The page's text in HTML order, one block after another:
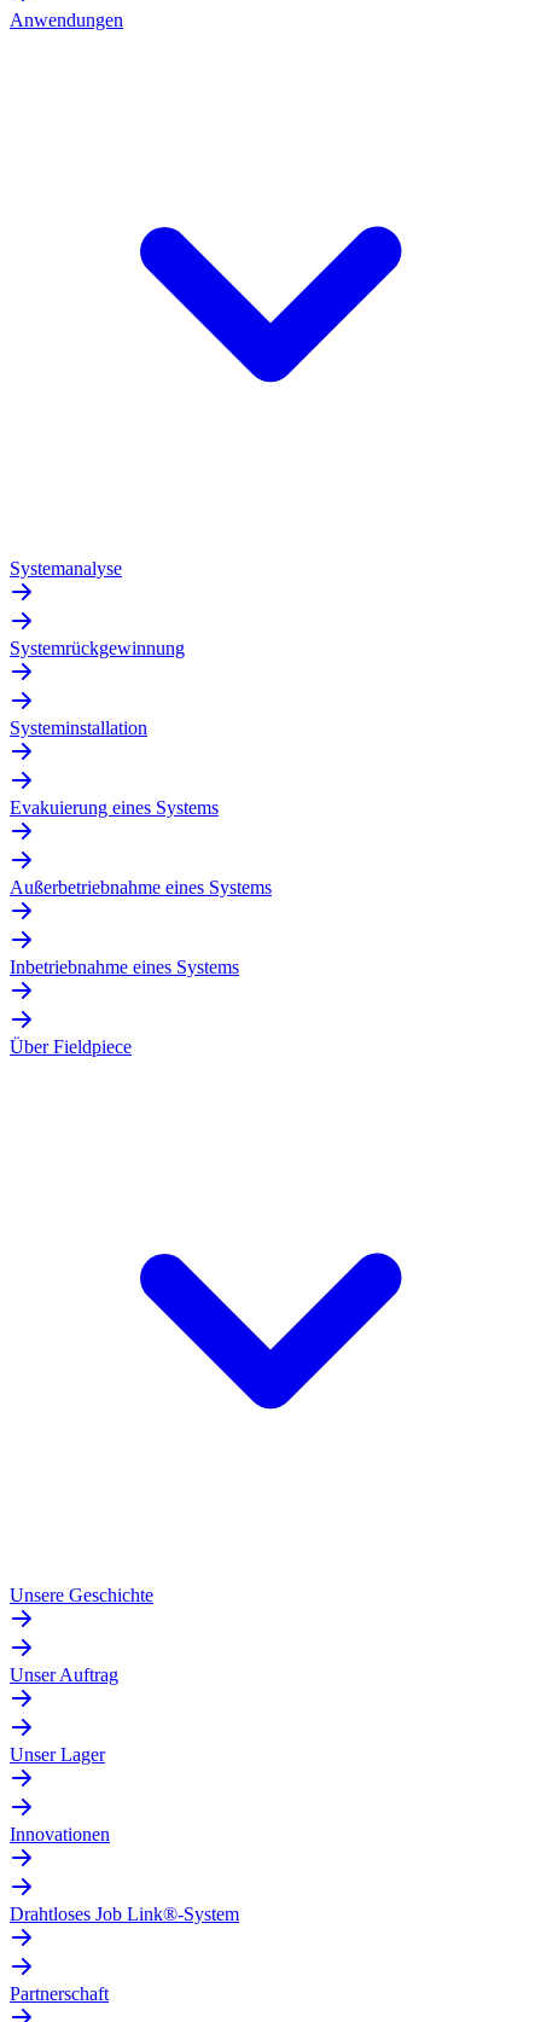
Anwendungen
Systemanalyse
Systemrückgewinnung
Systeminstallation
Evakuierung eines Systems
Außerbetriebnahme eines Systems
Inbetriebnahme eines Systems
Über Fieldpiece
Unsere Geschichte
Unser Auftrag
Unser Lager
Innovationen
Drahtloses Job Link®-System
Partnerschaft